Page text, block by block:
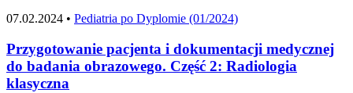
07.02.2024 • Pediatria po Dyplomie (01/2024)
Przygotowanie pacjenta i dokumentacji medycznej
do badania obrazowego. Część 2: Radiologia
klasyczna